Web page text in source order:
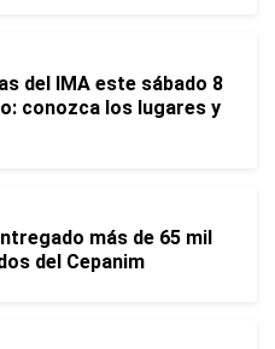
del IMA este sábado 8
conozca los lugares y
más de 65 mil
del Cepanim